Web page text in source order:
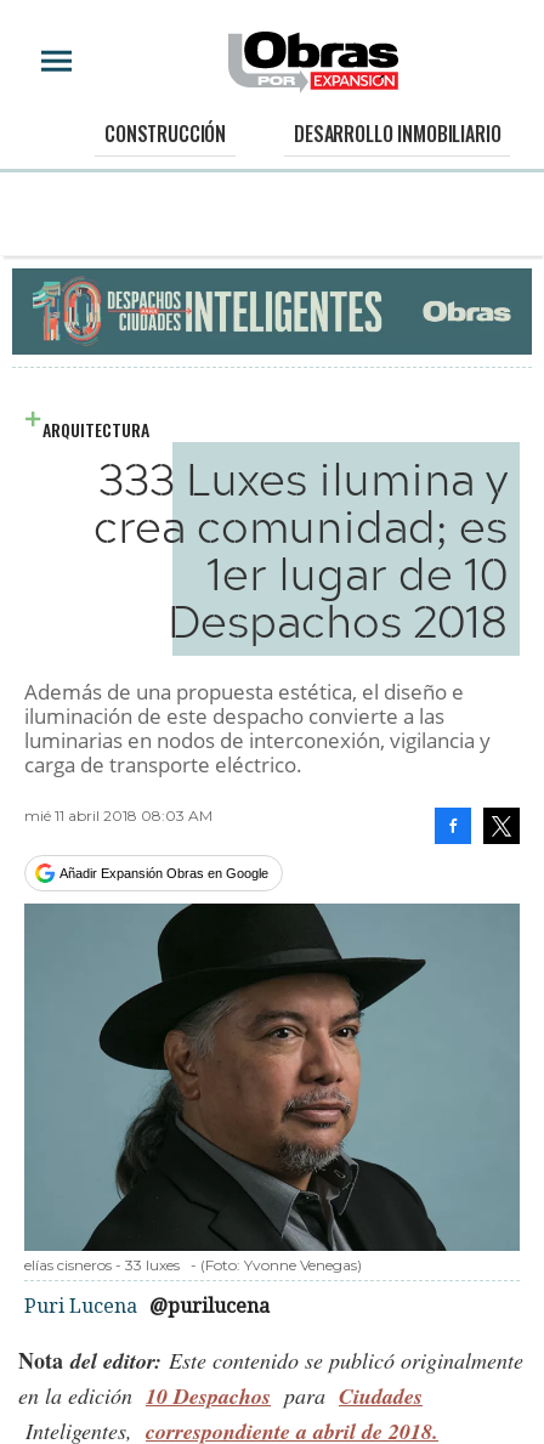
CONSTRUCCIÓN DESARROLLO INMOBILIARIO
ARQUITECTURA
333 Luxes ilumina y
crea comunidad; es
1er lugar de 10
Despachos 2018
Además de una propuesta estética, el diseño e
iluminación de este despacho convierte a las
luminarias en nodos de interconexión, vigilancia y
carga de transporte eléctrico.
mié 11 abril 2018 08:03 AM
Añadir Expansión Obras en Google
elías cisneros - 33 luxes - (Foto: Yvonne Venegas)
Puri Lucena @purilucena
Nota del editor: Este contenido se publicó originalmente
en la edición 10 Despachos para Ciudades
Inteligentes, correspondiente a abril de 2018.